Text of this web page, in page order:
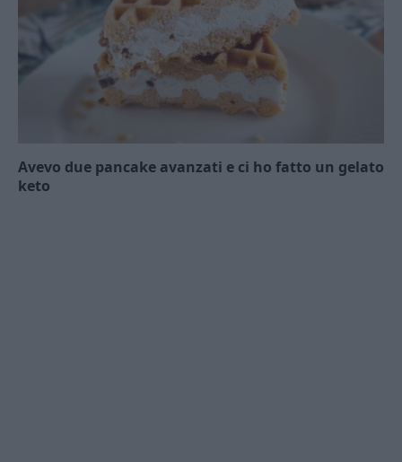
Avevo due pancake avanzati e ci ho fatto un gelato
keto